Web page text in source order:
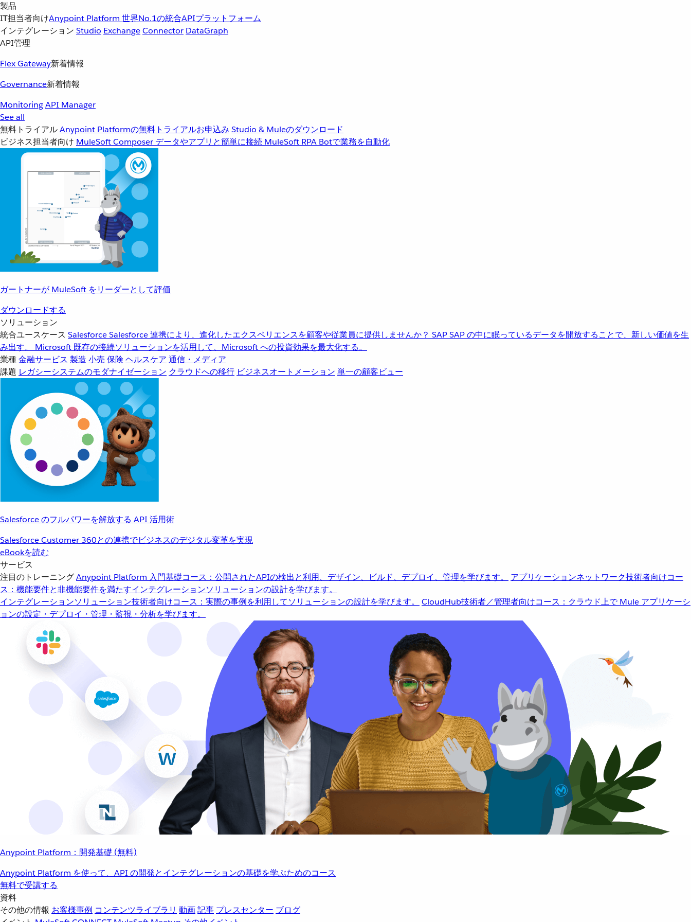
製品
IT担当者向けAnypoint Platform 世界No.1の統合APIプラットフォーム
インテグレーション Studio ExchangeConnector DataGraph
API管理
Flex Gateway新着情報
Governance新着情報
MonitoringAPI Manager
See all
無料トライアルAnypoint Platformの無料トライアルお申込み Studio & Muleのダウンロード
ビジネス担当者向け MuleSoft Composer データやアプリと簡単に接続 MuleSoft RPA Botで業務を自動化
ガートナーが MuleSoft をリーダーとして評価
ダウンロードする
ソリューション
統合ユースケース SalesforceSalesforce 連携により、進化したエクスペリエンスを顧客や従業員に提供しませんか？ SAPSAP の中に眠っているデータを開放することで、新しい価値を生
み出す。
Microsoft 既存の接続ソリューションを活用して、Microsoft への投資効果を最大化する。
業種金融サービス 製造 小売 保険 ヘルスケア 通信・メディア
課題 レガシーシステムのモダナイゼーション クラウドへの移行 ビジネスオートメーション 単一の顧客ビュー
Salesforce のフルパワーを解放する API 活用術
Salesforce Customer 360との連携でビジネスのデジタル変革を実現
eBookを読む
サービス
注目のトレーニングAnypoint Platform 入門基礎コース：公開されたAPIの検出と利用、デザイン、ビルド、デプロイ、管理を学びます。 アプリケーションネットワーク技術者向けコー
ス：機能要件と非機能要件を満たすインテグレーションソリューションの設計を学びます。
インテグレーションソリューション技術者向けコース：実際の事例を利用してソリューションの設計を学びます。 CloudHub技術者／管理者向けコース：クラウド上で Mule アプリケーシ
ョンの設定・デプロイ・管理・監視・分析を学びます。
Anypoint Platform：開発基礎 (無料)
Anypoint Platform を使って、API の開発とインテグレーションの基礎を学ぶためのコース
無料で受講する
資料
その他の情報 お客様事例 コンテンツライブラリ 動画記事 プレスセンター ブログ